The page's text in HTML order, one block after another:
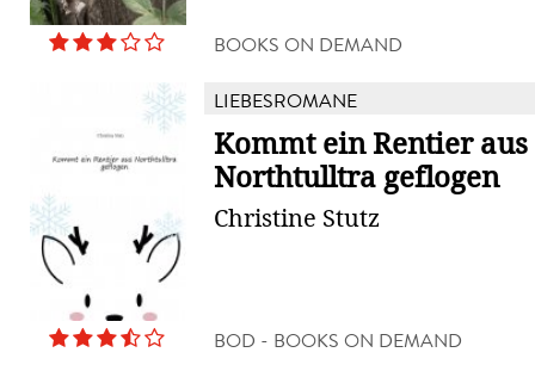
BOOKS ON DEMAND
LIEBESROMANE
Kommt ein Rentier aus
Northtulltra geflogen
Christine Stutz
BOD - BOOKS ON DEMAND